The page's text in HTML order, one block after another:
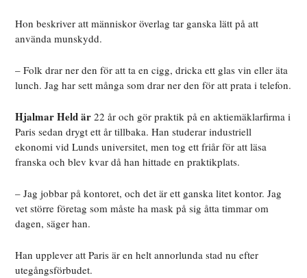
Hon beskriver att människor överlag tar ganska lätt på att
använda munskydd.
– Folk drar ner den för att ta en cigg, dricka ett glas vin eller äta
lunch. Jag har sett många som drar ner den för att prata i telefon.
Hjalmar Held är 22 år och gör praktik på en aktiemäklarfirma i
Paris sedan drygt ett år tillbaka. Han studerar industriell
ekonomi vid Lunds universitet, men tog ett friår för att läsa
franska och blev kvar då han hittade en praktikplats.
– Jag jobbar på kontoret, och det är ett ganska litet kontor. Jag
vet större företag som måste ha mask på sig åtta timmar om
dagen, säger han.
Han upplever att Paris är en helt annorlunda stad nu efter
utegångsförbudet.